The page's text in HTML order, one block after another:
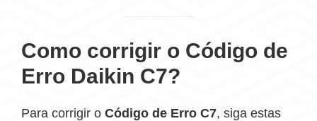
Como corrigir o Código de
Erro Daikin C7?
Para corrigir o Código de Erro C7, siga estas